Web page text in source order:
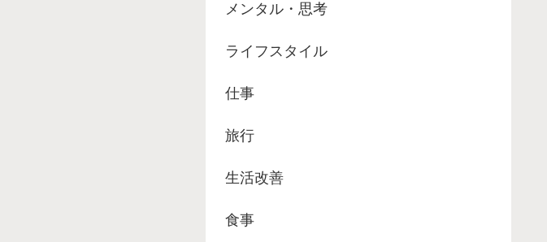
メンタル・思考
ライフスタイル
仕事
旅行
生活改善
食事